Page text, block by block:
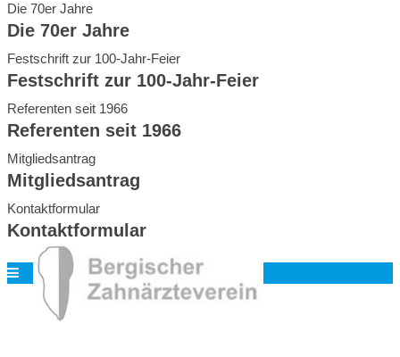
Die 70er Jahre
Die 70er Jahre
Festschrift zur 100-Jahr-Feier
Festschrift zur 100-Jahr-Feier
Referenten seit 1966
Referenten seit 1966
Mitgliedsantrag
Mitgliedsantrag
Kontaktformular
Kontaktformular